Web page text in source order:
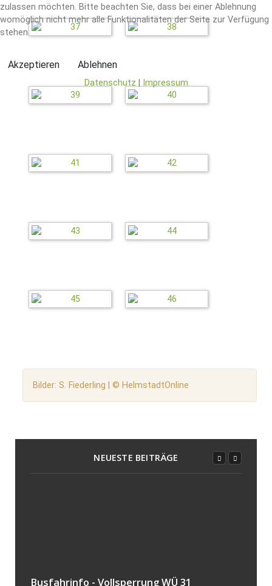
Bilder: S. Fiederling | © HelmstadtOnline
NEUESTE BEITRÄGE
Busfahrinfo - Vollsperrung WÜ 31
zulassen möchten. Bitte beachten Sie, dass bei einer Ablehnung
womöglich nicht mehr alle Funktionalitäten der Seite zur Verfügung
stehen.
Akzeptieren Ablehnen
Datenschutz Impressum